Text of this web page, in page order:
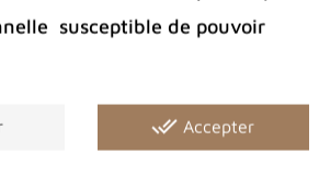
Bijoux argent fabriqués
:
susceptible de pouvoir
done_all Accepter